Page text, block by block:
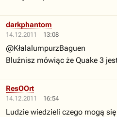
14.12.2011 13:08
darkphantom
@KłalalumpurzBaguen
Bluźnisz mówiąc że Quake 3
14.12.2011 16:54
ResOOrt
Ludzie wiedzieli czego mogą